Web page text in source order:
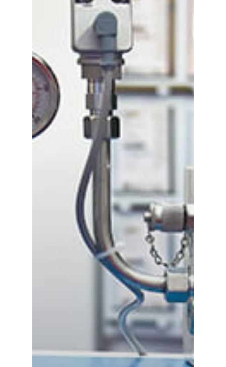
Rilevatori di gas e di
Sensori e componenti
Notizia
Contattaci